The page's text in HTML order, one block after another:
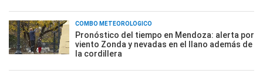
COMBO METEOROLÓGICO
Pronóstico del tiempo en Mendoza: alerta por
viento Zonda y nevadas en el llano además de
la cordillera